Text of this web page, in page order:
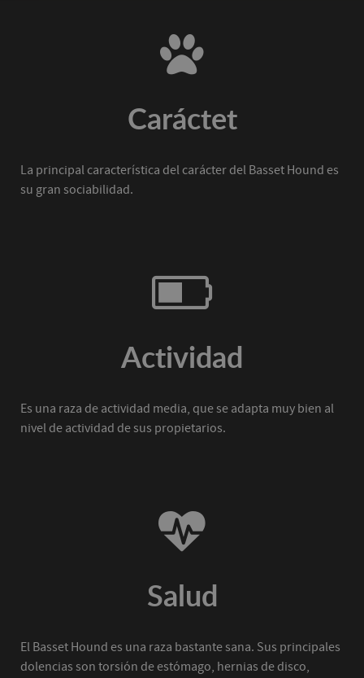
Caráctet
La principal característica del carácter del Basset Hound es
su gran sociabilidad.
Actividad
Es una raza de actividad media, que se adapta muy bien al
nivel de actividad de sus propietarios.
Salud
El Basset Hound es una raza bastante sana. Sus principales
dolencias son torsión de estómago, hernias de disco,